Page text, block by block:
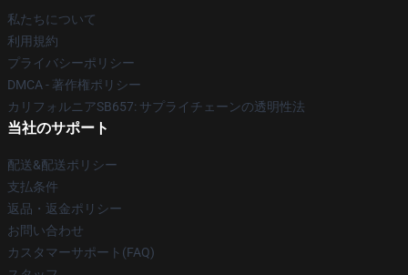
私たちについて
利用規約
プライバシーポリシー
DMCA - 著作権ポリシー
カリフォルニアSB657: サプライチェーンの透明性法
当社のサポート
配送&配送ポリシー
支払条件
返品・返金ポリシー
お問い合わせ
カスタマーサポート(FAQ)